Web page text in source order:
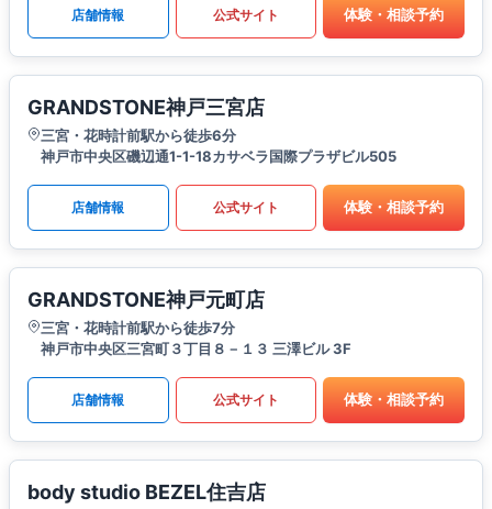
店舗情報 公式サイト 体験・相談予約
GRANDSTONE神戸三宮店
三宮・花時計前駅から徒歩6分
神戸市中央区磯辺通1-1-18カサベラ国際プラザビル505
店舗情報 公式サイト 体験・相談予約
GRANDSTONE神戸元町店
三宮・花時計前駅から徒歩7分
神戸市中央区三宮町３丁目８－１３ 三澤ビル 3F
店舗情報 公式サイト 体験・相談予約
body studio BEZEL住吉店